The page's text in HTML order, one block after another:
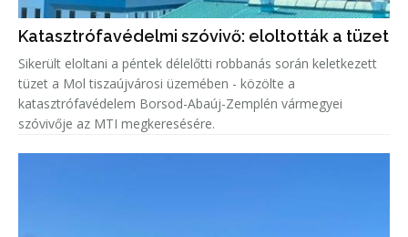
Katasztrófavédelmi szóvivő: eloltották a tüzet
Sikerült eloltani a péntek délelőtti robbanás során keletkezett
tüzet a Mol tiszaújvárosi üzemében - közölte a
katasztrófavédelem Borsod-Abaúj-Zemplén vármegyei
szóvivője az MTI megkeresésére.